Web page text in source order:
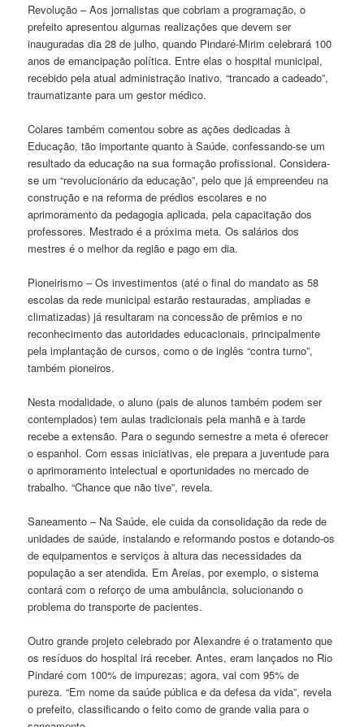
Revolução – Aos jornalistas que cobriam a programação, o
prefeito apresentou algumas realizações que devem ser
inauguradas dia 28 de julho, quando Pindaré-Mirim celebrará 100
anos de emancipação política. Entre elas o hospital municipal,
recebido pela atual administração inativo, “trancado a cadeado”,
traumatizante para um gestor médico.
Colares também comentou sobre as ações dedicadas à
Educação, tão importante quanto à Saúde, confessando-se um
resultado da educação na sua formação profissional. Considera-
se um “revolucionário da educação”, pelo que já empreendeu na
construção e na reforma de prédios escolares e no
aprimoramento da pedagogia aplicada, pela capacitação dos
professores. Mestrado é a próxima meta. Os salários dos
mestres é o melhor da região e pago em dia.
Pioneirismo – Os investimentos (até o final do mandato as 58
escolas da rede municipal estarão restauradas, ampliadas e
climatizadas) já resultaram na concessão de prêmios e no
reconhecimento das autoridades educacionais, principalmente
pela implantação de cursos, como o de inglês “contra turno”,
também pioneiros.
Nesta modalidade, o aluno (pais de alunos também podem ser
contemplados) tem aulas tradicionais pela manhã e à tarde
recebe a extensão. Para o segundo semestre a meta é oferecer
o espanhol. Com essas iniciativas, ele prepara a juventude para
o aprimoramento intelectual e oportunidades no mercado de
trabalho. “Chance que não tive”, revela.
Saneamento – Na Saúde, ele cuida da consolidação da rede de
unidades de saúde, instalando e reformando postos e dotando-os
de equipamentos e serviços à altura das necessidades da
população a ser atendida. Em Areias, por exemplo, o sistema
contará com o reforço de uma ambulância, solucionando o
problema do transporte de pacientes.
Outro grande projeto celebrado por Alexandre é o tratamento que
os resíduos do hospital irá receber. Antes, eram lançados no Rio
Pindaré com 100% de impurezas; agora, vai com 95% de
pureza. “Em nome da saúde pública e da defesa da vida”, revela
o prefeito, classificando o feito como de grande valia para o